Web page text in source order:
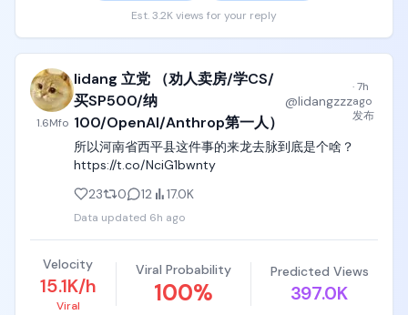
Est. 3.2K views for your reply
1.6Mfo
lidang 立党 （劝人卖房/学CS/
买SP500/纳
100/OpenAI/Anthrop第一人）
@lidangzzz
·7h
ago
发布
所以河南省西平县这件事的来龙去脉到底是个啥？
https://t.co/NciG1bwnty
23
0 12 17.0K
Data updated 6h ago
Velocity
15.1K/h
Viral
Viral Probability
100%
Predicted Views
397.0K